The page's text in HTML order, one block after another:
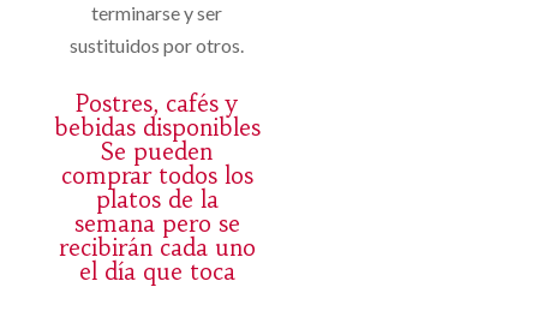
terminarse y ser
sustituidos por otros.
Postres, cafés y
bebidas disponibles
Se pueden
comprar todos los
platos de la
semana pero se
recibirán cada uno
el día que toca